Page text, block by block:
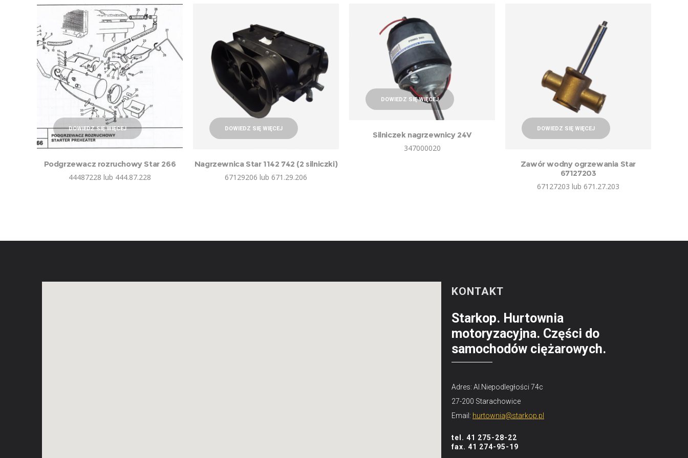
DOWIEDZ SIĘ WIĘCEJ
Podgrzewacz rozruchowy Star 266
44487228 lub 444.87.228
DOWIEDZ SIĘ WIĘCEJ
Nagrzewnica Star 1142 742 (2 silniczki)
67129206 lub 671.29.206
DOWIEDZ SIĘ WIĘCEJ
Silniczek nagrzewnicy 24V
347000020
DOWIEDZ SIĘ WIĘCEJ
Zawór wodny ogrzewania Star
67127203
67127203 lub 671.27.203
KONTAKT
Starkop. Hurtownia
motoryzacyjna. Części do
samochodów ciężarowych.
Adres: Al.Niepodległości 74c
27-200 Starachowice
Email: hurtownia@starkop.pl
tel. 41 275-28-22
fax. 41 274-95-19